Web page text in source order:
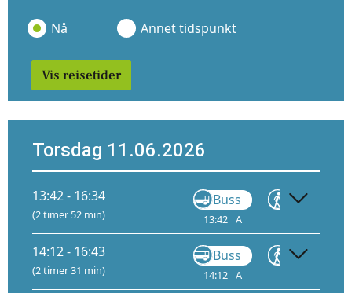
Nå Annet tidspunkt
Vis reisetider
Torsdag 11.06.2026
13:42 - 16:34
(2 timer 52 min)
Buss
13:42 A
Gå
14:12 - 16:43
(2 timer 31 min)
Buss
14:12 A
Gå